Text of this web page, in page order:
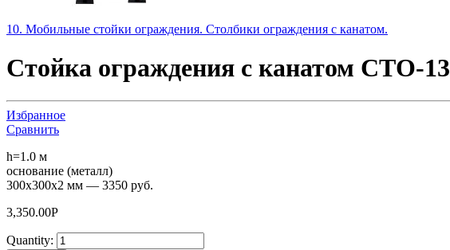
10. Мобильные стойки ограждения. Столбики ограждения с канатом.
Стойка ограждения с канатом СТО-13
Избранное
Сравнить
h=1.0 м
основание (металл)
300х300х2 мм — 3350 руб.
3,350.00Р
Quantity: